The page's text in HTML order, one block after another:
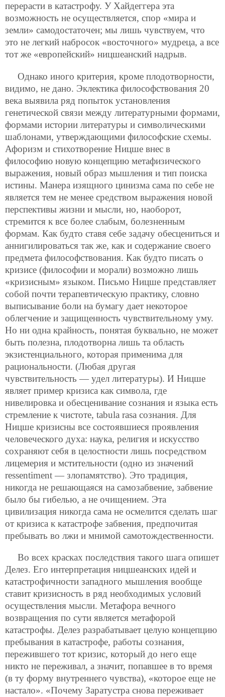
перерасти в катастрофу. У Хайдеггера эта
возможность не осуществляется, спор «мира и
земли» самодостаточен; мы лишь чувствуем, что
это не легкий набросок «восточного» мудреца, а все
тот же «европейский» ницшеанский надрыв.
Однако иного критерия, кроме плодотворности,
видимо, не дано. Эклектика философствования 20
века выявила ряд попыток установления
генетической связи между литературными формами,
формами истории литературы и символическими
шаблонами, утверждающими философские схемы.
Афоризм и стихотворение Ницше внес в
философию новую концепцию метафизического
выражения, новый образ мышления и тип поиска
истины. Манера изящного цинизма сама по себе не
является тем не менее средством выражения новой
перспективы жизни и мысли, но, наоборот,
стремится к все более слабым, болезненным
формам. Как будто ставя себе задачу обесцениться и
аннигилироваться так же, как и содержание своего
предмета философствования. Как будто писать о
кризисе (философии и морали) возможно лишь
«кризисным» языком. Письмо Ницше представляет
собой почти терапевтическую практику, словно
выписывание боли на бумагу дает некоторое
облегчение и защищенность чувствительному уму.
Но ни одна крайность, понятая буквально, не может
быть полезна, плодотворна лишь та область
экзистенциального, которая применима для
рациональности. (Любая другая
чувствительность — удел литературы). И Ницше
являет пример кризиса как символа, где
нивелировка и обесценивание сознания и языка есть
стремление к чистоте, tabula rasa сознания. Для
Ницше кризисны все состоявшиеся проявления
человеческого духа: наука, религия и искусство
сохраняют себя в целостности лишь посредством
лицемерия и мстительности (одно из значений
ressentiment — злопамятство). Это традиция,
никогда не решающаяся на самозабвение, забвение
было бы гибелью, а не очищением. Эта
цивилизация никогда сама не осмелится сделать шаг
от кризиса к катастрофе забвения, предпочитая
пребывать во лжи и мнимой самотождественности.
Во всех красках последствия такого шага опишет
Делез. Его интерпретация ницшеанских идей и
катастрофичности западного мышления вообще
ставит кризисность в ряд необходимых условий
осуществления мысли. Метафора вечного
возвращения по сути является метафорой
катастрофы. Делез разрабатывает целую концепцию
пребывания в катастрофе, работы сознания,
пережившего тот кризис, который до него еще
никто не переживал, а значит, попавшее в то время
(в ту форму внутреннего чувства), «которое еще не
настало». «Почему Заратустра снова переживает